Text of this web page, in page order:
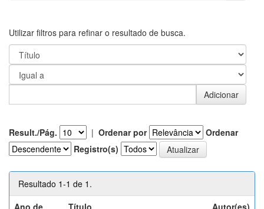
Utilizar filtros para refinar o resultado de busca.
Result./Pág. | Ordenar por
Ordenar
Registro(s)
Resultado 1-1 de 1.
Ano de
Título Autor(es)